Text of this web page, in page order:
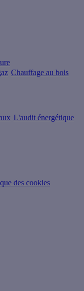
Chauffage au bois
L'audit énergétique
des cookies